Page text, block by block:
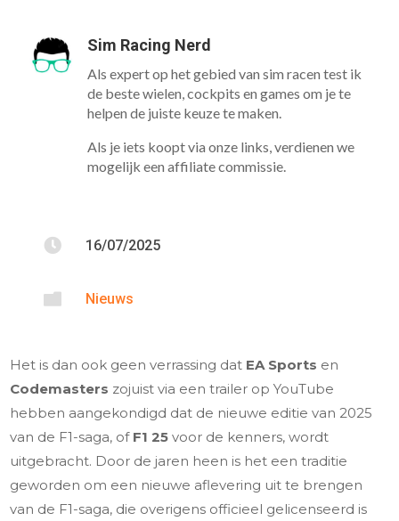
Sim Racing Nerd
Als expert op het gebied van sim racen test ik
de beste wielen, cockpits en games om je te
helpen de juiste keuze te maken.
Als je iets koopt via onze links, verdienen we
mogelijk een affiliate commissie.
 16/07/2025
 Nieuws
Het is dan ook geen verrassing dat EA Sports en
Codemasters zojuist via een trailer op YouTube
hebben aangekondigd dat de nieuwe editie van 2025
van de F1-saga, of F1 25 voor de kenners, wordt
uitgebracht. Door de jaren heen is het een traditie
geworden om een nieuwe aflevering uit te brengen
van de F1-saga, die overigens officieel gelicenseerd is